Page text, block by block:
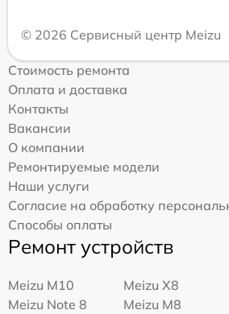
© 2026 Сервисный центр Meizu
Стоимость ремонта
Оплата и доставка
Контакты
Вакансии
О компании
Ремонтируемые модели
Наши услуги
Согласие на обработку
Способы оплаты
Ремонт устройств
Meizu M10
Meizu X8
Meizu Note 8
Meizu M8